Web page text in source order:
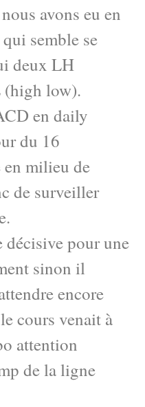
avons eu en
semble se
deux LH
low).
en daily
du 16
en milieu de
de surveiller
décisive pour une
sinon il
encore
cours venait à
attention
de la ligne